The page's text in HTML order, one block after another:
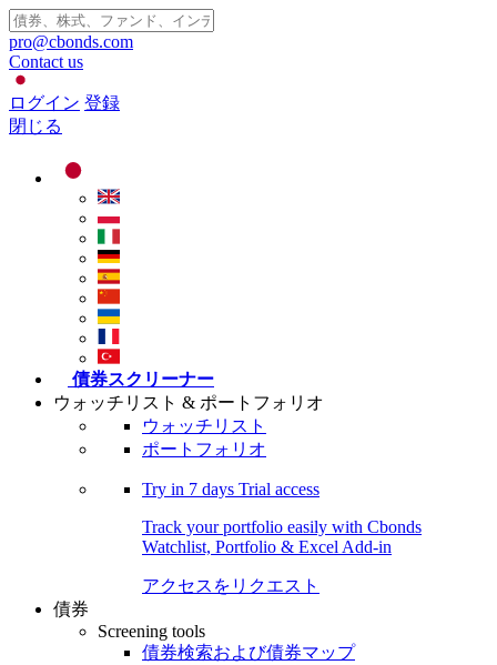
pro@cbonds.com
Contact us
ログイン 登録
閉じる
債券スクリーナー
ウォッチリスト & ポートフォリオ
ウォッチリスト
ポートフォリオ
Try in 7 days Trial access
Track your portfolio easily with Cbonds
Watchlist, Portfolio & Excel Add-in
アクセスをリクエスト
債券
Screening tools
債券検索および債券マップ